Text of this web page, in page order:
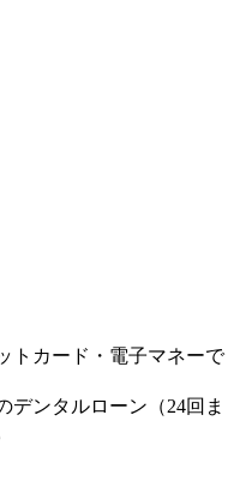
トカード・電子マネーで
デンタルローン（24回ま